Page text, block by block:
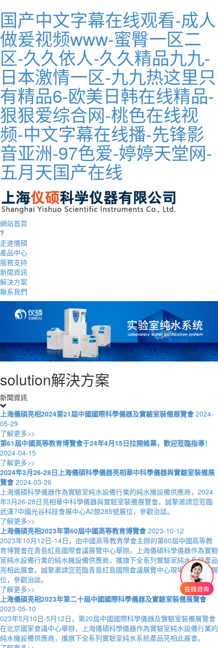
国产中文字幕在线观看-成人
做爰视频www-蜜臀一区二
区-久久依人-久久精品九九-
日本激情一区-九九热这里只
有精品6-欧美日韩在线精品-
狠狠爱综合网-桃色在线视
频-中文字幕在线播-先锋影
音亚洲-97色爱-婷婷天堂网-
五月天国产在线
網站首頁
?
走進儀碩
產品中心
服務支持
新聞資訊
解決方案
聯系我們
solution解決方案
新聞資訊
上海儀碩亮相2024第21屆中國國際科學儀器及實驗室裝備展覽會2024-
05-29
了解更多>>
第61屆中國高等教育博覽會于24年4月15日拉開帷幕，歡迎蒞臨指導！
2024-04-15
了解更多>>
2024年3月26-28日上海儀碩科學儀器亮相華中科學儀器與實驗室裝備展
覽會2024-03-26
上海儀碩科學儀器作為實驗室純水設備行業的純水機設備供應商，2024
年3月26-28日亮相華中科學儀器與實驗室裝備展覽會。誠摯邀請您蒞臨
武漢?中國光谷科技會展中心A2館285號展位，參觀治談。
了解更多>>
上海儀碩亮相2023年第60屆中國高等教育博覽會2023-10-12
2023年10月12日-14日，由中國高等教育學會主辦的第60屆中國高等教
育博覽會在青島紅島國際會議展覽中心舉辦。上海儀碩科學儀器作為實驗
室純水設備行業的純水機設備供應商，攜旗下全系列實驗室純水系統產品
亮相此展會。誠摯邀請您蒞臨青島紅島國際會議展覽中心現場A1P31號展
位，參觀治談。
了解更多>>
上海儀碩亮相2023年第二十屆中國國際科學儀器及實驗室裝備展覽會
2023-05-10
023年5月10日-5月12日，第20屆中國國際科學儀器及實驗室裝備展覽會
在北京國家會議中心舉辦，上海儀碩科學儀器作為實驗室純水設備行業的
純水機設備供應商，攜旗下全系列實驗室純水系統產品亮相此展會。